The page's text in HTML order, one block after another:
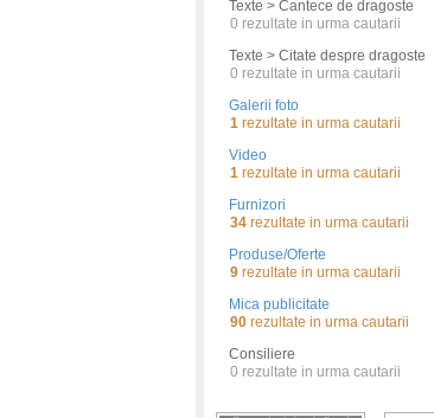
Texte > Cantece de dragoste
0 rezultate in urma cautarii
Texte > Citate despre dragoste
0 rezultate in urma cautarii
Galerii foto
1 rezultate in urma cautarii
Video
1 rezultate in urma cautarii
Furnizori
34 rezultate in urma cautarii
Produse/Oferte
9 rezultate in urma cautarii
Mica publicitate
90 rezultate in urma cautarii
Consiliere
0 rezultate in urma cautarii